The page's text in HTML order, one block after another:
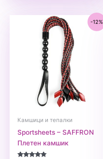
-12%
Камшици и тепалки
Sportsheets – SAFFRON
Плетен камшик